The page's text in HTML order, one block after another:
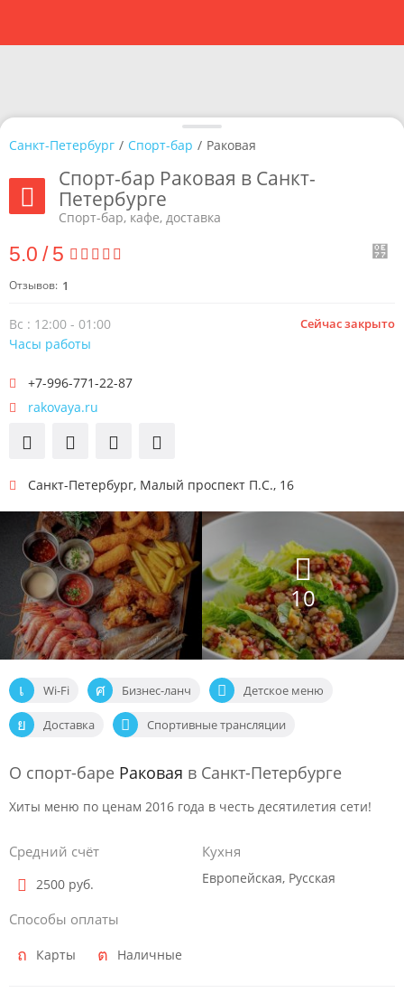
10
Wi-Fi Бизнес-ланч Детское меню
Доставка Спортивные трансляции
Санкт-Петербург / Спорт-бар / Раковая
Спорт-бар Раковая в Санкт-
Петербурге
Спорт-бар, кафе, доставка
5.0 / 5
Отзывов: 1
+7-996-771-22-87
rakovaya.ru
Санкт-Петербург, Малый проспект П.С., 16
Сейчас закрыто
Вс : 12:00 - 01:00
Часы работы
О спорт-баре Раковая в Санкт-Петербурге
Хиты меню по ценам 2016 года в честь десятилетия сети!
Средний счёт
2500 руб.
Способы оплаты
Карты Наличные
Кухня
Европейская, Русская